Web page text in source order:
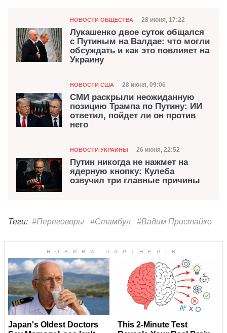
Категория
НОВОСТИ ОБЩЕСТВА Дата публикации
28 июня, 17:22
Лукашенко двое суток общался
с Путиным на Валдае: что могли
обсуждать и как это повлияет на
Украину
Категория
НОВОСТИ США Дата публикации
28 июня, 09:06
СМИ раскрыли неожиданную
позицию Трампа по Путину: ИИ
ответил, пойдет ли он против
него
Категория
НОВОСТИ УКРАИНЫ Дата публикации
26 июня, 22:52
Путин никогда не нажмет на
ядерную кнопку: Кулеба
озвучил три главные причины
Теги: #Переговоры #Стамбул #Вадим Пристайко